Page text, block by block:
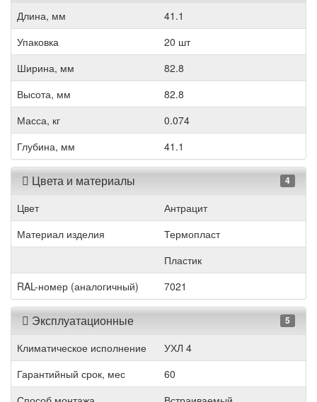
Длина, мм
41.1
Упаковка
20 шт
Ширина, мм
82.8
Высота, мм
82.8
Масса, кг
0.074
Глубина, мм
41.1
Цвета и материалы 4
Цвет
Антрацит
Материал изделия
Термопласт
Пластик
RAL-номер (аналогичный)
7021
Эксплуатационные 5
Климатическое исполнение
УХЛ 4
Гарантийный срок, мес
60